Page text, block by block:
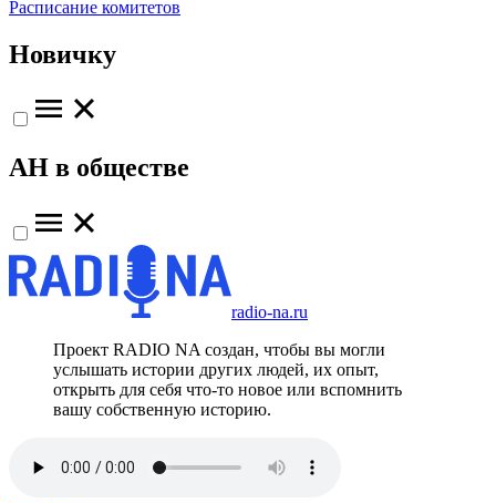
Расписание комитетов
Новичку
АН в обществе
radio-na.ru
Проект RADIO NA создан, чтобы вы могли
услышать истории других людей, их опыт,
открыть для себя что-то новое или вспомнить
вашу собственную историю.